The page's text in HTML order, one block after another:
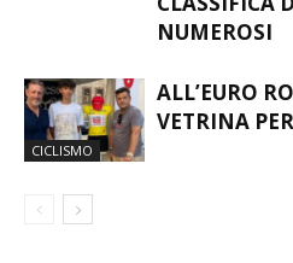
NUMEROSI
CICLISMO
ALL’EURO
VETRINA